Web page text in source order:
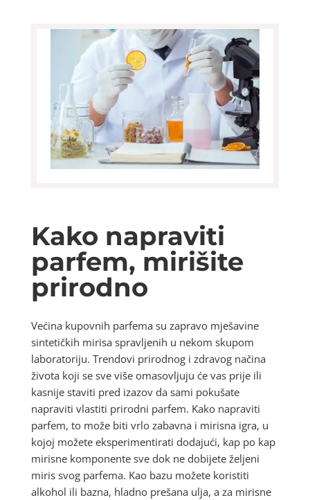
Kako napraviti
parfem, mirišite
prirodno
Većina kupovnih parfema su zapravo mješavine
sintetičkih mirisa spravljenih u nekom skupom
laboratoriju. Trendovi prirodnog i zdravog načina
života koji se sve više omasovljuju će vas prije ili
kasnije staviti pred izazov da sami pokušate
napraviti vlastiti prirodni parfem. Kako napraviti
parfem, to može biti vrlo zabavna i mirisna igra, u
kojoj možete eksperimentirati dodajući, kap po kap
mirisne komponente sve dok ne dobijete željeni
miris svog parfema. Kao bazu možete koristiti
alkohol ili bazna, hladno prešana ulja, a za mirisne